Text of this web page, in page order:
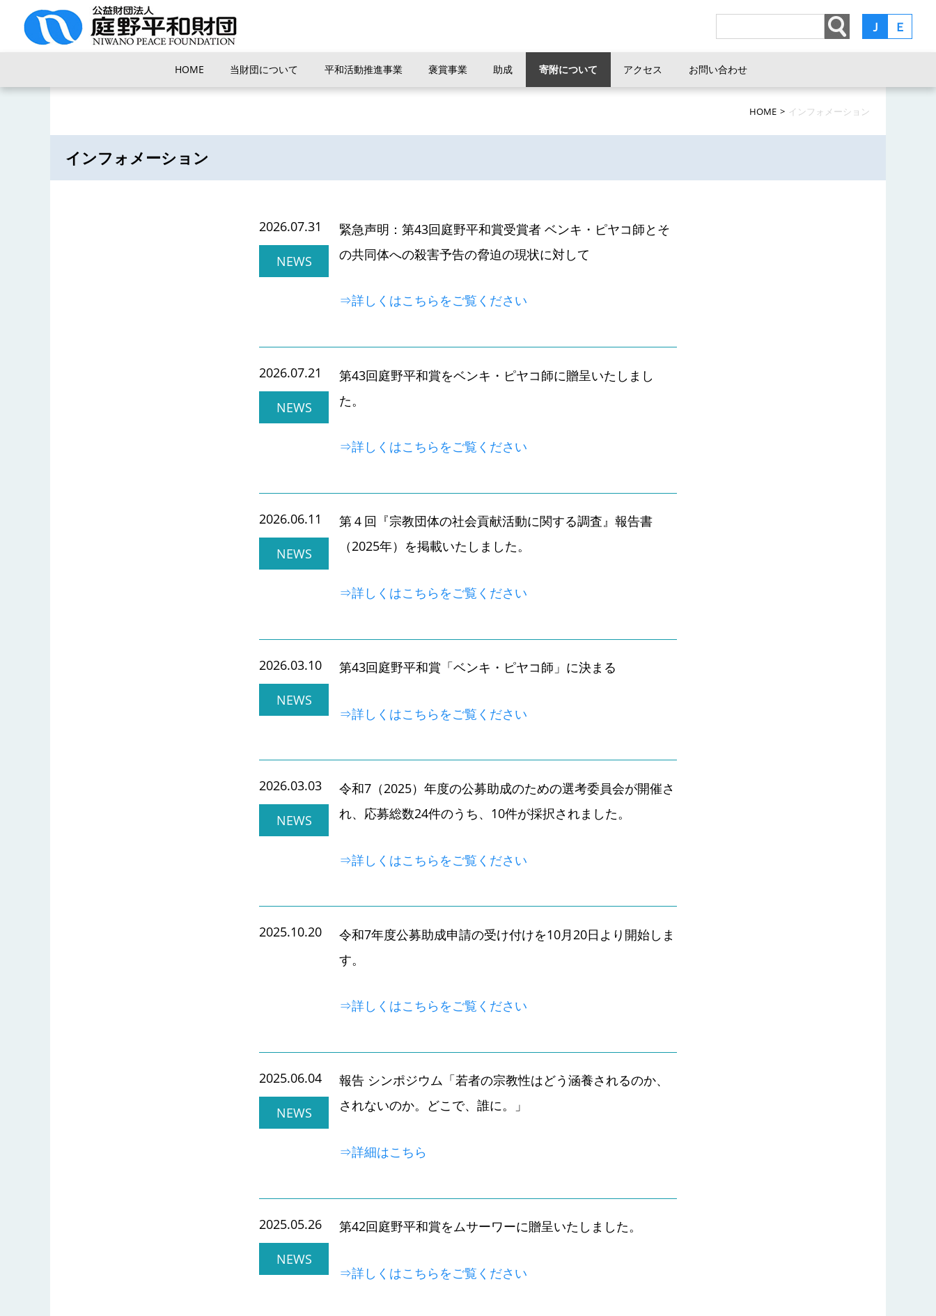
Ｊ Ｅ
HOME 当財団について 平和活動推進事業 褒賞事業 助成 寄附について アクセス お問い合わせ
HOME > インフォメーション
インフォメーション
2026.07.31
NEWS
緊急声明：第43回庭野平和賞受賞者 ベンキ・ピヤコ師とそ
の共同体への殺害予告の脅迫の現状に対して
⇒詳しくはこちらをご覧ください
2026.07.21
NEWS
第43回庭野平和賞をベンキ・ピヤコ師に贈呈いたしまし
た。
⇒詳しくはこちらをご覧ください
2026.06.11
NEWS
第４回『宗教団体の社会貢献活動に関する調査』報告書
（2025年）を掲載いたしました。
⇒詳しくはこちらをご覧ください
2026.03.10
NEWS
第43回庭野平和賞「ベンキ・ピヤコ師」に決まる
⇒詳しくはこちらをご覧ください
2026.03.03
NEWS
令和7（2025）年度の公募助成のための選考委員会が開催さ
れ、応募総数24件のうち、10件が採択されました。
⇒詳しくはこちらをご覧ください
2025.10.20
令和7年度公募助成申請の受け付けを10月20日より開始しま
す。
⇒詳しくはこちらをご覧ください
2025.06.04
NEWS
報告 シンポジウム「若者の宗教性はどう涵養されるのか、
されないのか。どこで、誰に。」
⇒詳細はこちら
2025.05.26
NEWS
第42回庭野平和賞をムサーワーに贈呈いたしました。
⇒詳しくはこちらをご覧ください